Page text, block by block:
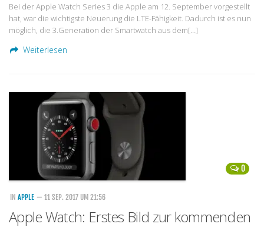
Bei der Apple Watch Series 3 die Apple am 12. September vorgestellt
hat, war die wichtigste Neuerung die LTE-Fähigkeit. Dadurch ist es nun
möglich, die 3.Generation der Smartwatch aus dem[…]
Weiterlesen
0
IN APPLE — 11 SEP. 2017 UM 21:56
Apple Watch: Erstes Bild zur kommenden